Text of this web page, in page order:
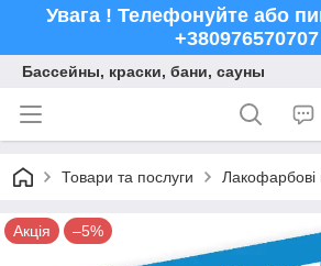
Увага ! Телефонуйте або
+380976570707
Бассейны, краски, бани, сауны
Товари та послуги Лакофарбові
Акція –5%